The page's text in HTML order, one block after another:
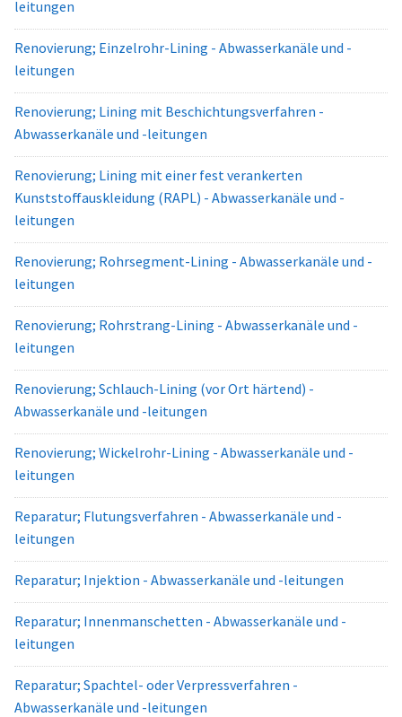
leitungen
Renovierung; Einzelrohr-Lining - Abwasserkanäle und -
leitungen
Renovierung; Lining mit Beschichtungsverfahren -
Abwasserkanäle und -leitungen
Renovierung; Lining mit einer fest verankerten
Kunststoffauskleidung (RAPL) - Abwasserkanäle und -
leitungen
Renovierung; Rohrsegment-Lining - Abwasserkanäle und -
leitungen
Renovierung; Rohrstrang-Lining - Abwasserkanäle und -
leitungen
Renovierung; Schlauch-Lining (vor Ort härtend) -
Abwasserkanäle und -leitungen
Renovierung; Wickelrohr-Lining - Abwasserkanäle und -
leitungen
Reparatur; Flutungsverfahren - Abwasserkanäle und -
leitungen
Reparatur; Injektion - Abwasserkanäle und -leitungen
Reparatur; Innenmanschetten - Abwasserkanäle und -
leitungen
Reparatur; Spachtel- oder Verpressverfahren -
Abwasserkanäle und -leitungen